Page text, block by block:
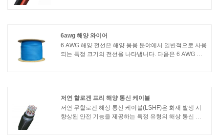
6awg 해양 와이어
6 AWG 해양 전선은 해양 응용 분야에서 일반적으로 사용
되는 특정 크기의 전선을 나타냅니다. 다음은 6 AWG 해
AWG는 American Wire Gauge를 나타냅니다.
저연 할로겐 프리 해양 통신 케이블
저연 무할로겐 해상 통신 케이블(LSHF)은 화재 발생 시
향상된 안전 기능을 제공하는 특정 유형의 해상 통신 케